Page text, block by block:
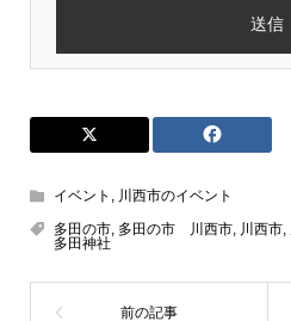
イベント
川西市のイベント
多田の市, 多田の市 川西市, 川西市,
多田神社